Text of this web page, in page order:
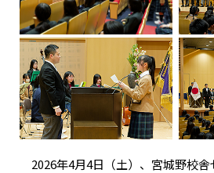
2026年4月4日（土）、宮城野校舎